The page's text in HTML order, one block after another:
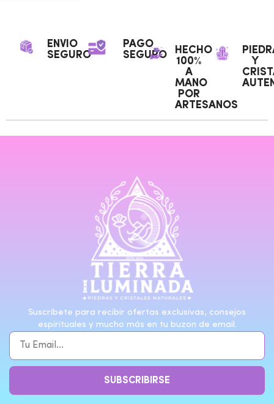
ENVIO
SEGURO
PAGO
SEGURO
HECHO
100%
A
MANO
POR
ARTESANOS
Y
Suscríbete para recibir ofertas exclusivas, consejos
espirituales y mucho más en tu buzon de email.
SUBSCRIBIRSE